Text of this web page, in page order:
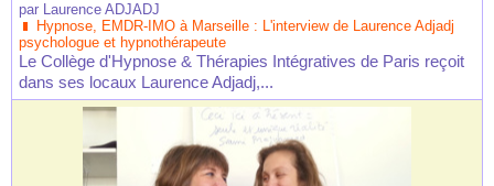
par Laurence ADJADJ
Hypnose, EMDR-IMO à Marseille : L'interview de Laurence Adjadj
psychologue et hypnothérapeute
Le Collège d'Hypnose & Thérapies Intégratives de Paris reçoit
dans ses locaux Laurence Adjadj,...